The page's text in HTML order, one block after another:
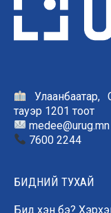
Улаанбаатар,
тауэр 1201 тоот
medee@urug.mn
7600 2244
БИДНИЙ ТУХАЙ
Бид хэн бэ?